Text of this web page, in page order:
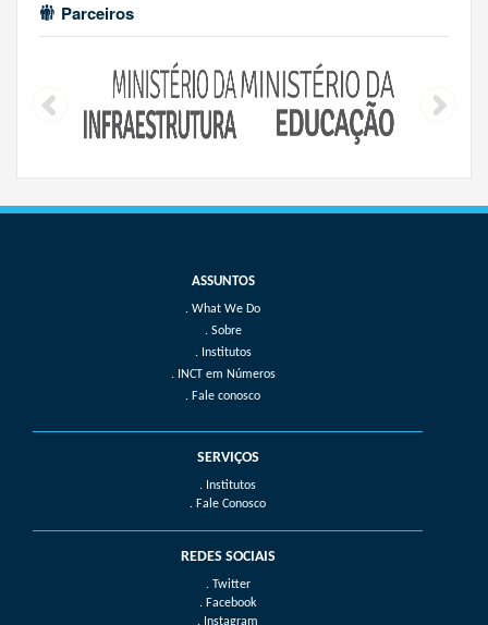
Parceiros
What We Do
Sobre
Institutos
INCT em Números
Fale conosco
SERVIÇOS
. Institutos
. Fale Conosco
REDES SOCIAIS
. Twitter
. Facebook
. Instagram